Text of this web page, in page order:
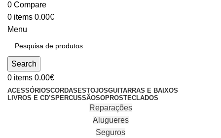
0 Compare
0 items 0.00€
Menu
Search
0 items 0.00€
ACESSÓRIOSCORDAS ESTOJOSGUITARRAS E BAIXOS
LIVROS E CD’S PERCUSSÃOSOPROSTECLADOS
Reparações
Alugueres
Seguros